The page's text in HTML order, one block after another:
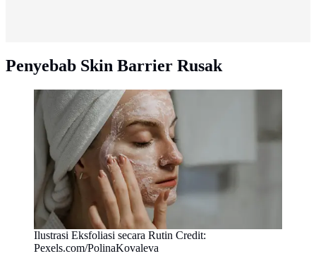
Penyebab Skin Barrier Rusak
Ilustrasi Eksfoliasi secara Rutin Credit:
Pexels.com/PolinaKovaleva